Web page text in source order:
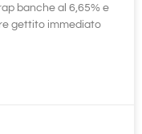
banche al 6,65% e
gettito immediato